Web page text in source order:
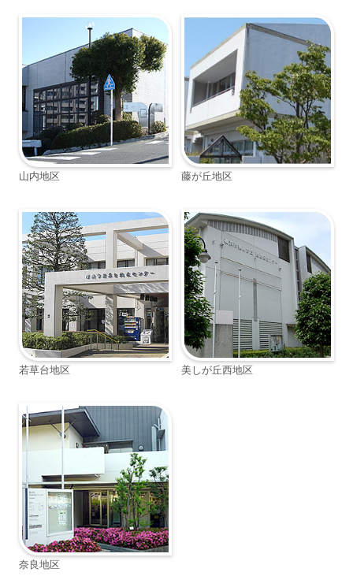
山内地区 藤が丘地区
若草台地区 美しが丘西地区
奈良地区